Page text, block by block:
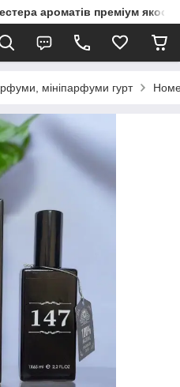
ароматів преміум
мініпарфуми гурт